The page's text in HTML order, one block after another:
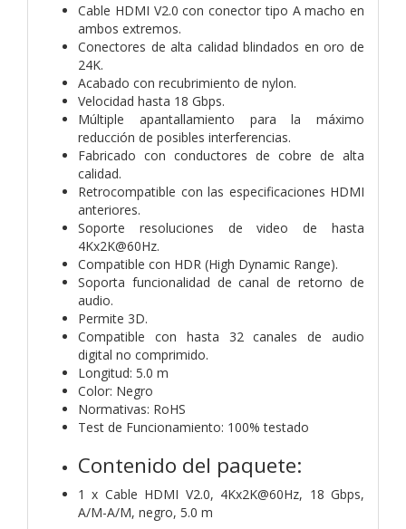
Cable HDMI V2.0 con conector tipo A macho en
ambos extremos.
Conectores de alta calidad blindados en oro de
24K.
Acabado con recubrimiento de nylon.
Velocidad hasta 18 Gbps.
Múltiple apantallamiento para la máximo
reducción de posibles interferencias.
Fabricado con conductores de cobre de alta
calidad.
Retrocompatible con las especificaciones HDMI
anteriores.
Soporte resoluciones de video de hasta
4Kx2K@60Hz.
Compatible con HDR (High Dynamic Range).
Soporta funcionalidad de canal de retorno de
audio.
Permite 3D.
Compatible con hasta 32 canales de audio
digital no comprimido.
Longitud: 5.0 m
Color: Negro
Normativas: RoHS
Test de Funcionamiento: 100% testado
Contenido del paquete:
1 x Cable HDMI V2.0, 4Kx2K@60Hz, 18 Gbps,
A/M-A/M, negro, 5.0 m